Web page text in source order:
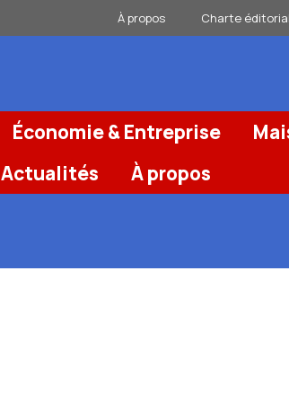
À propos Charte
Économie & Entreprise
Actualités À propos